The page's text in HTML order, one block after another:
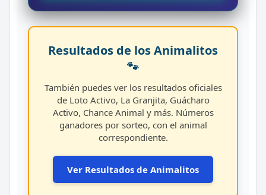
Resultados de los Animalitos
🐾
También puedes ver los resultados oficiales
de Loto Activo, La Granjita, Guácharo
Activo, Chance Animal y más. Números
ganadores por sorteo, con el animal
correspondiente.
Ver Resultados de Animalitos